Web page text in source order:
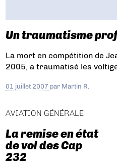
Un traumatisme
La mort en compétition de
2005, a traumatisé les
01 juillet 2007 par Martin R.
AVIATION GÉNÉRALE
La remise en état
de vol des Cap
232